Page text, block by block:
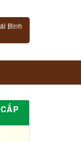
Bình